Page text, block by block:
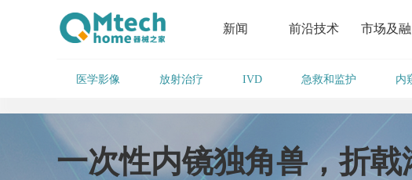
新闻 前沿技术 市场及
医学影像 放射治疗 IVD 急救和监护 内
一次性内镜独角兽，折戟